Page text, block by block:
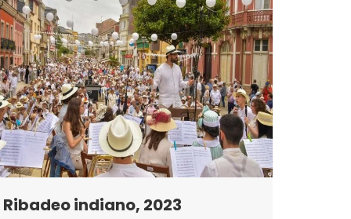
Ribadeo indiano, 2023